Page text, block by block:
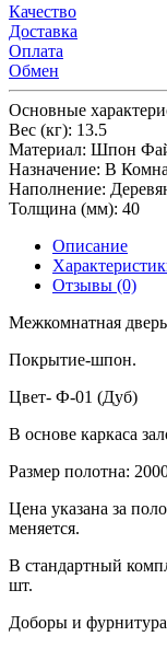
Качество
Доставка
Оплата
Обмен
Основные
Вес (кг): 13.5
Материал: Шпон
Назначение: В
Наполнение:
Толщина (мм): 40
Описание
Отзывы (0)
Межкомнатная
Покрытие-шпон.
Цвет- Ф-01 (Дуб)
В основе каркаса
Размер полотна:
Цена указана за
меняется.
В стандартный
шт.
Доборы и фурнитура